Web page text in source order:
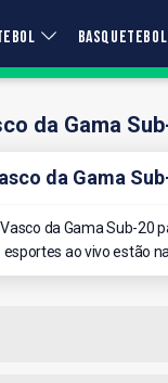
BASQUETEBOL
da Gama
da Gama
da Gama Sub-20
ao vivo estão